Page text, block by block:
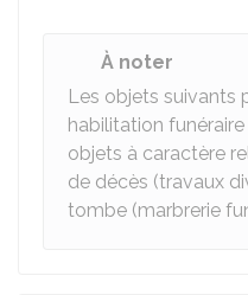
À noter
Les objets suivants
habilitation
objets à caractère
de décès (travaux
tombe (marbrerie